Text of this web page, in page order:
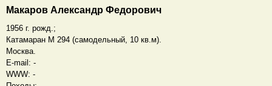
Макаров Александр Федорович
1956 г. рожд.;
Катамаран М 294 (самодельный, 10 кв.м).
Москва.
E-mail: -
WWW: -